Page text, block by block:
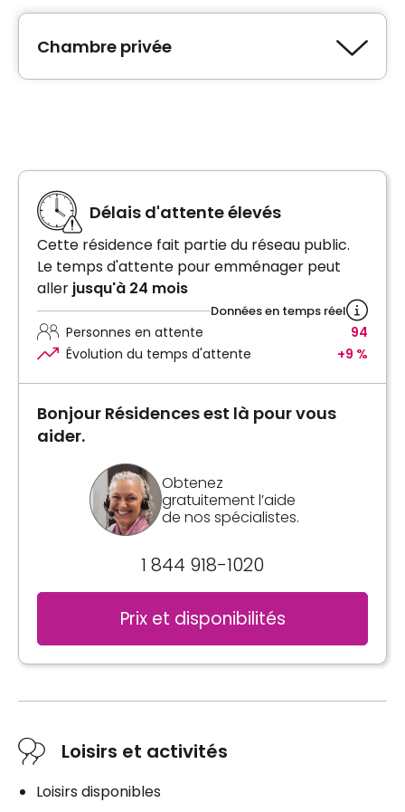
Chambre privée
Délais d'attente élevés
Cette résidence fait partie du réseau public.
Le temps d'attente pour emménager peut
aller jusqu'à 24 mois
Données en temps réel
Personnes en attente
94
Évolution du temps d'attente
+9 %
Bonjour Résidences est là pour vous
aider.
Obtenez
gratuitement l’aide
de nos spécialistes.
1 844 918-1020
Prix et disponibilités
Loisirs et activités
Loisirs disponibles